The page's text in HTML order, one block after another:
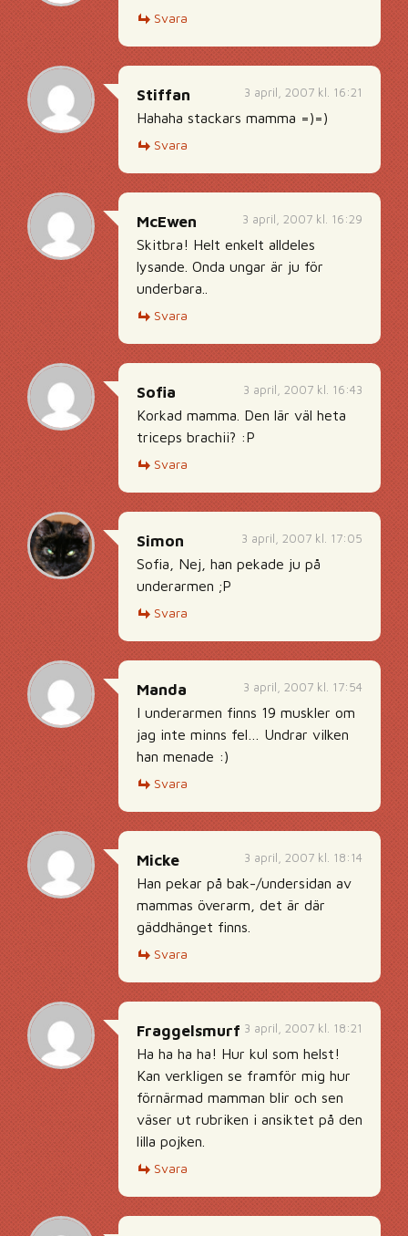
Svara
3 april, 2007 kl. 16:21
Stiffan
Hahaha stackars mamma =)=)
Svara
3 april, 2007 kl. 16:29
McEwen
Skitbra! Helt enkelt alldeles
lysande. Onda ungar är ju för
underbara..
Svara
3 april, 2007 kl. 16:43
Sofia
Korkad mamma. Den lär väl heta
triceps brachii? :P
Svara
3 april, 2007 kl. 17:05
Simon
Sofia, Nej, han pekade ju på
underarmen ;P
Svara
3 april, 2007 kl. 17:54
Manda
I underarmen finns 19 muskler om
jag inte minns fel… Undrar vilken
han menade :)
Svara
3 april, 2007 kl. 18:14
Micke
Han pekar på bak-/undersidan av
mammas överarm, det är där
gäddhänget finns.
Svara
3 april, 2007 kl. 18:21
Fraggelsmurf
Ha ha ha ha! Hur kul som helst!
Kan verkligen se framför mig hur
förnärmad mamman blir och sen
väser ut rubriken i ansiktet på den
lilla pojken.
Svara